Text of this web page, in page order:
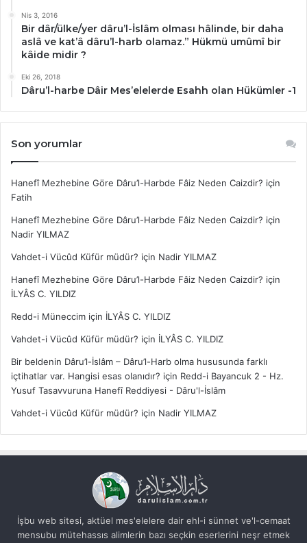
Nis 3, 2016
Bir dâr/ülke/yer dâru’l-İslâm olması hâlinde, bir daha
aslâ ve kat’â dâru’l-harb olamaz.” Hükmü umûmî bir
kâide midir ?
Eki 26, 2018
Dâru’l-harbe Dâir Mes’elelerde Esahh olan Hükümler -1
Son yorumlar
Hanefî Mezhebine Göre Dâru’l-Harbde Fâiz Neden Caizdir? için
Fatih
Hanefî Mezhebine Göre Dâru’l-Harbde Fâiz Neden Caizdir? için
Nadir YILMAZ
Vahdet-i Vücûd Küfür müdür? için Nadir YILMAZ
Hanefî Mezhebine Göre Dâru’l-Harbde Fâiz Neden Caizdir? için
İLYÂS C. YILDIZ
Redd-i Müneccim için İLYÂS C. YILDIZ
Vahdet-i Vücûd Küfür müdür? için İLYÂS C. YILDIZ
Bir beldenin Dâru’l-İslâm – Dâru’l-Harb olma hususunda farklı
içtihatlar var. Hangisi esas olanıdır? için Redd-i Bayancuk 2 - Hz.
Yusuf Tasavvuruna Hanefî Reddiyesi - Dâru'l-İslâm
Vahdet-i Vücûd Küfür müdür? için Nadir YILMAZ
İşbu web sitesi, aktüel mes'elelere dair ehl-i sünnet ve'l-cemaat
mensubu mütehassıs alimlerin bazı seçkin eserlerini neşr etmek